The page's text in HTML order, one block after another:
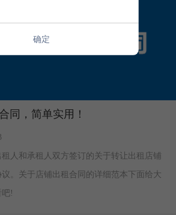
同，简单实用！
人和承租人双方签订的关于转让出租店铺
。关于店铺出租合同的详细范本下面给大
!
确定